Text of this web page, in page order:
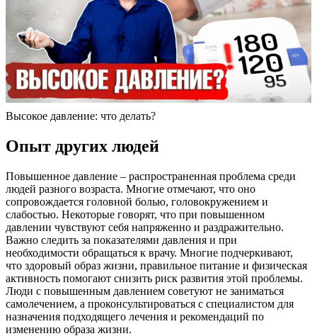
Высокое давление: что делать?
Опыт других людей
Повышенное давление – распространенная проблема среди
людей разного возраста. Многие отмечают, что оно
сопровождается головной болью, головокружением и
слабостью. Некоторые говорят, что при повышенном
давлении чувствуют себя напряженно и раздражительно.
Важно следить за показателями давления и при
необходимости обращаться к врачу. Многие подчеркивают,
что здоровый образ жизни, правильное питание и физическая
активность помогают снизить риск развития этой проблемы.
Люди с повышенным давлением советуют не заниматься
самолечением, а проконсультироваться с специалистом для
назначения подходящего лечения и рекомендаций по
изменению образа жизни.